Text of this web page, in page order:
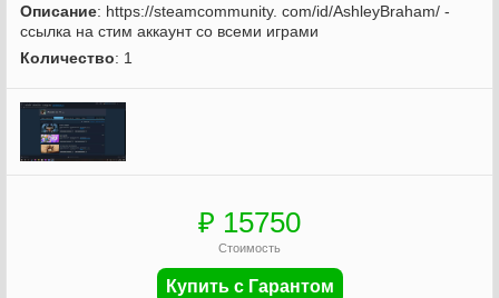
Описание: https://steamcommunity. com/id/AshleyBraham/ -
ссылка на стим аккаунт со всеми играми
Количество: 1
₽ 15750
Стоимость
Купить с Гарантом